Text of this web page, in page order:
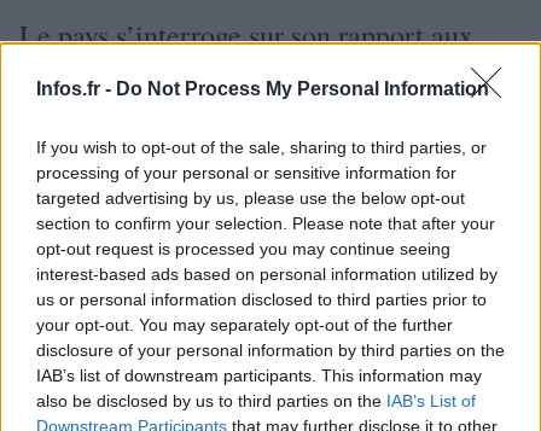
Infos.fr - Do Not Process My Personal Information
If you wish to opt-out of the sale, sharing to third parties, or
processing of your personal or sensitive information for
targeted advertising by us, please use the below opt-out
section to confirm your selection. Please note that after your
opt-out request is processed you may continue seeing
interest-based ads based on personal information utilized by
us or personal information disclosed to third parties prior to
your opt-out. You may separately opt-out of the further
disclosure of your personal information by third parties on the
IAB’s list of downstream participants. This information may
also be disclosed by us to third parties on the IAB’s List of
Downstream Participants that may further disclose it to other
Le pays s’interroge sur son rapport aux
armes
Ce type d’attaques à main arméedans des lieux publics
et des écoles ont longtemps été rares en Russie. Ces
dernières années, ces drames se sont multipliés,
notamment des fusillades. Dans ce cas, le président
Vladimir Poutinea ordonné les restrictions sur les lois de
transport d’armes. Avec ces réformes, l’âge pour procurer
unearmea été porté de 18 à 21 ans.